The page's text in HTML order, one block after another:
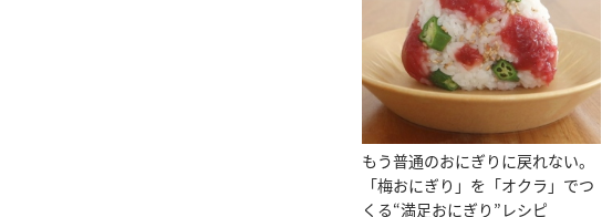
もう普通のおにぎりに戻れない。
「梅おにぎり」を「オクラ」でつ
くる“満足おにぎり”レシピ